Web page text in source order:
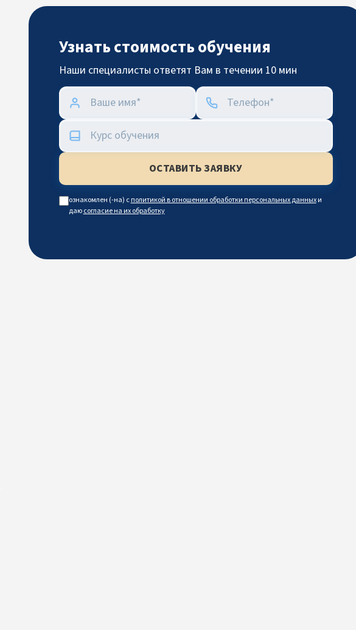
Узнать стоимость обучения
Наши специалисты ответят Вам в течении 10 мин
ознакомлен (-на) сполитикой в отношении обработки персональных данныхи
даюсогласие на их обработку